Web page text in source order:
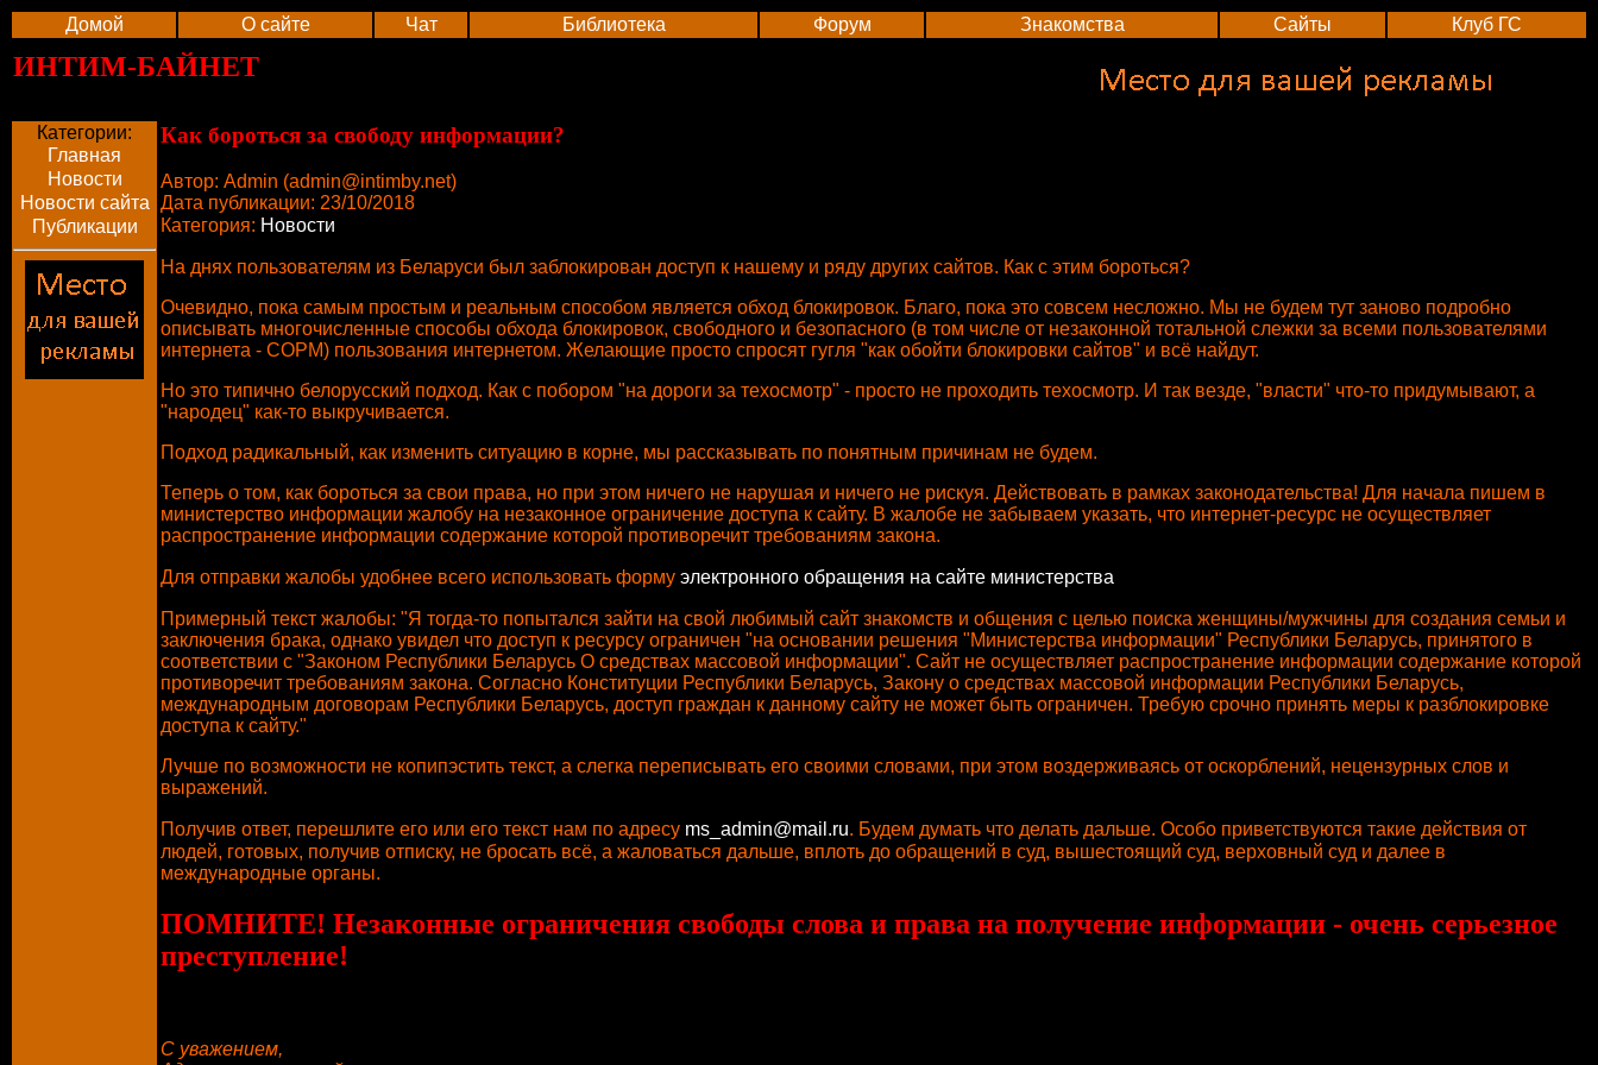
Домой О сайте Чат Библиотека Форум Знакомства Сайты Клуб ГС
ИНТИМ-БАЙНЕТ
Категории:
Главная
Новости
Новости сайта
Публикации
Как бороться за свободу информации?
Автор: Admin (admin@intimby.net)
Дата публикации: 23/10/2018
Категория: Новости
На днях пользователям из Беларуси был заблокирован доступ к нашему и ряду других сайтов. Как с этим бороться?
Очевидно, пока самым простым и реальным способом является обход блокировок. Благо, пока это совсем несложно. Мы не будем тут заново подробно
описывать многочисленные способы обхода блокировок, свободного и безопасного (в том числе от незаконной тотальной слежки за всеми пользователями
интернета - СОРМ) пользования интернетом. Желающие просто спросят гугля "как обойти блокировки сайтов" и всё найдут.
Но это типично белорусский подход. Как с побором "на дороги за техосмотр" - просто не проходить техосмотр. И так везде, "власти" что-то придумывают, а
"народец" как-то выкручивается.
Подход радикальный, как изменить ситуацию в корне, мы рассказывать по понятным причинам не будем.
Теперь о том, как бороться за свои права, но при этом ничего не нарушая и ничего не рискуя. Действовать в рамках законодательства! Для начала пишем в
министерство информации жалобу на незаконное ограничение доступа к сайту. В жалобе не забываем указать, что интернет-ресурс не осуществляет
распространение информации содержание которой противоречит требованиям закона.
Для отправки жалобы удобнее всего использовать форму электронного обращения на сайте министерства
Примерный текст жалобы: "Я тогда-то попытался зайти на свой любимый сайт знакомств и общения с целью поиска женщины/мужчины для создания семьи и
заключения брака, однако увидел что доступ к ресурсу ограничен "на основании решения "Министерства информации" Республики Беларусь, принятого в
соответствии с "Законом Республики Беларусь О средствах массовой информации". Сайт не осуществляет распространение информации содержание которой
противоречит требованиям закона. Согласно Конституции Республики Беларусь, Закону о средствах массовой информации Республики Беларусь,
международным договорам Республики Беларусь, доступ граждан к данному сайту не может быть ограничен. Требую срочно принять меры к разблокировке
доступа к сайту."
Лучше по возможности не копипэстить текст, а слегка переписывать его своими словами, при этом воздерживаясь от оскорблений, нецензурных слов и
выражений.
Получив ответ, перешлите его или его текст нам по адресу ms_admin@mail.ru. Будем думать что делать дальше. Особо приветствуются такие действия от
людей, готовых, получив отписку, не бросать всё, а жаловаться дальше, вплоть до обращений в суд, вышестоящий суд, верховный суд и далее в
международные органы.
ПОМНИТЕ! Незаконные ограничения свободы слова и права на получение информации - очень серьезное
преступление!
С уважением,